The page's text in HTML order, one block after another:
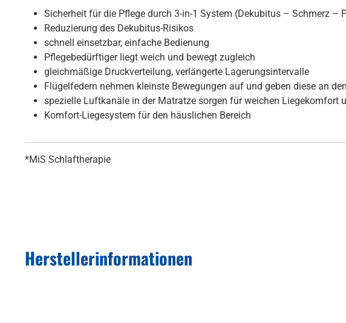
Sicherheit für die Pflege durch 3-in-1 System (Dekubitus – Schmerz –
Reduzierung des Dekubitus-Risikos
schnell einsetzbar, einfache Bedienung
Pflegebedürftiger liegt weich und bewegt zugleich
gleichmäßige Druckverteilung, verlängerte Lagerungsintervalle
Flügelfedern nehmen kleinste Bewegungen auf und geben diese an
spezielle Luftkanäle in der Matratze sorgen für weichen Liegekomfort
Komfort-Liegesystem für den häuslichen Bereich
*MiS Schlaftherapie
Herstellerinformationen